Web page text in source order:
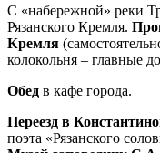
С «набережной» реки
Рязанского Кремля.
Кремля
колокольня – главные
Обед в кафе города.
Переезд в
поэта «Рязанского